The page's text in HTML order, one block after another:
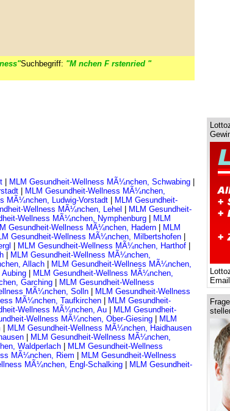
Suchbegriff: "M nchen F rstenried "
MLM Gesundheit-Wellness MÃ¼nchen, Schwabing
MLM Gesundheit-Wellness MÃ¼nchen,
MÃ¼nchen, Ludwig-Vorstadt
MLM Gesundheit-
Wellness MÃ¼nchen, Lehel
MLM Gesundheit-
Wellness MÃ¼nchen, Nymphenburg
MLM
Gesundheit-Wellness MÃ¼nchen, Hadern
MLM
Gesundheit-Wellness MÃ¼nchen, Milbertshofen
MLM Gesundheit-Wellness MÃ¼nchen, Harthof
MLM Gesundheit-Wellness MÃ¼nchen,
Allach
MLM Gesundheit-Wellness MÃ¼nchen,
MLM Gesundheit-Wellness MÃ¼nchen,
Garching
MLM Gesundheit-Wellness
MÃ¼nchen, Solln
MLM Gesundheit-Wellness
MÃ¼nchen, Taufkirchen
MLM Gesundheit-
Wellness MÃ¼nchen, Au
MLM Gesundheit-
Wellness MÃ¼nchen, Ober-Giesing
MLM
MLM Gesundheit-Wellness MÃ¼nchen, Haidhausen
MLM Gesundheit-Wellness MÃ¼nchen,
Waldperlach
MLM Gesundheit-Wellness
MÃ¼nchen, Riem
MLM Gesundheit-Wellness
MÃ¼nchen, Engl-Schalking
MLM Gesundheit-
Email